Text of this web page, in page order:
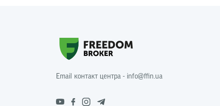
Email контакт центра - info@ffin.ua